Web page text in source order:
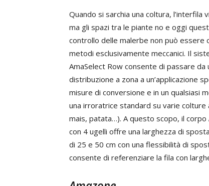
Quando si sarchia una coltura, l’interfila
ma gli spazi tra le piante no e oggi
controllo delle malerbe non può essere
metodi esclusivamente meccanici. Il
AmaSelect Row consente di passare da
distribuzione a zona a un’applicazione
misure di conversione e in un qualsiasi
una irroratrice standard su varie colture
mais, patata…). A questo scopo, il corpo
con 4 ugelli offre una larghezza di
di 25 e 50 cm con una flessibilità di
consente di referenziare la fila con